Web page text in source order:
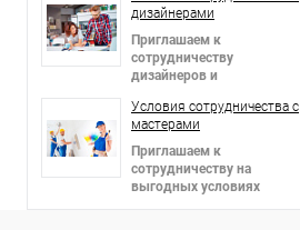
дизайнерами
Приглашаем к
сотрудничеству
дизайнеров и
предоставляем скидки!
Условия сотрудничества c
мастерами
Приглашаем к
сотрудничеству на
выгодных условиях